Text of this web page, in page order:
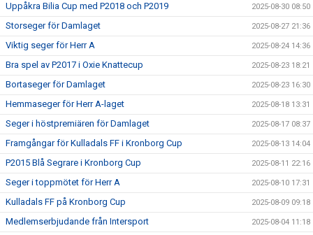
Uppåkra Bilia Cup med P2018 och P2019 2025-08-30 08:50
Storseger för Damlaget 2025-08-27 21:36
Viktig seger för Herr A 2025-08-24 14:36
Bra spel av P2017 i Oxie Knattecup 2025-08-23 18:21
Bortaseger för Damlaget 2025-08-23 16:30
Hemmaseger för Herr A-laget 2025-08-18 13:31
Seger i höstpremiären för Damlaget 2025-08-17 08:37
Framgångar för Kulladals FF i Kronborg Cup 2025-08-13 14:04
P2015 Blå Segrare i Kronborg Cup 2025-08-11 22:16
Seger i toppmötet för Herr A 2025-08-10 17:31
Kulladals FF på Kronborg Cup 2025-08-09 09:18
Medlemserbjudande från Intersport 2025-08-04 11:18